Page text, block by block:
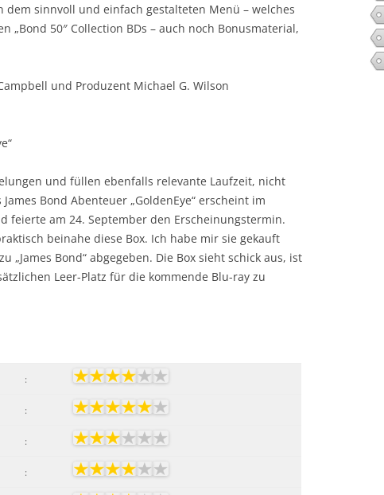
sinnvoll und einfach gestalteten Menü – welches
„Bond 50″ Collection BDs – auch noch Bonusmaterial,
und Produzent Michael G. Wilson
und füllen ebenfalls relevante Laufzeit, nicht
Bond Abenteuer „GoldenEye“ erscheint im
feierte am 24. September den Erscheinungstermin.
beinahe diese Box. Ich habe mir sie gekauft
„James Bond“ abgegeben. Die Box sieht schick aus, ist
Leer-Platz für die kommende Blu-ray zu
:
:
:
: